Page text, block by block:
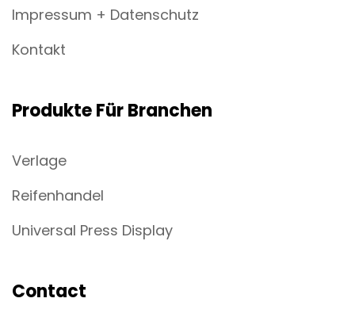
Impressum + Datenschutz
Kontakt
Produkte Für Branchen
Verlage
Reifenhandel
Universal Press Display
Contact